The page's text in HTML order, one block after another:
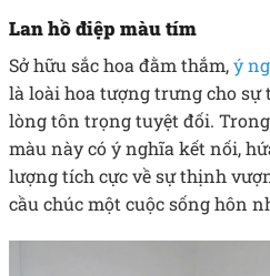
Lan hồ điệp màu tím
Sở hữu sắc hoa đằm thắm,ý
là loài hoa tượng trưng cho sự
lòng tôn trọng tuyệt đối.
màu này có ý nghĩa kết nối,
lượng tích cực về sự thịnh
cầu chúc một cuộc sống hôn